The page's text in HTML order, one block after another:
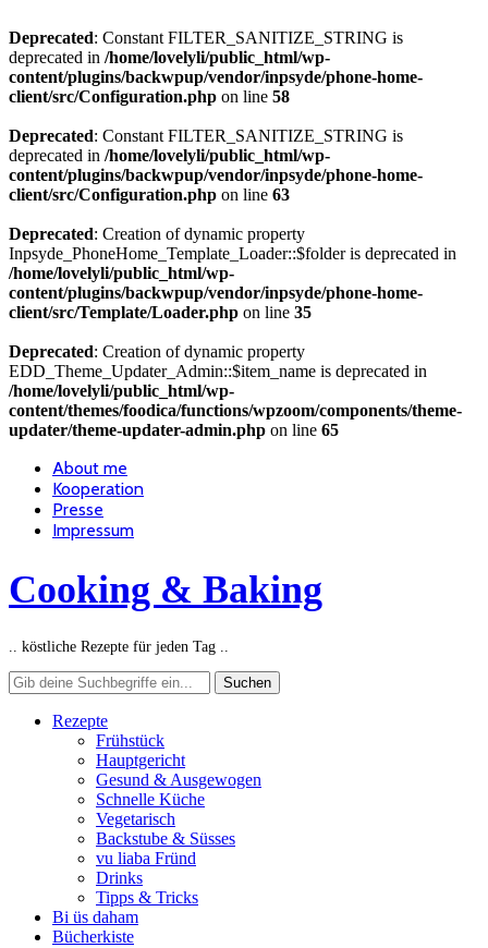
Deprecated: Constant FILTER_SANITIZE_STRING is
deprecated in /home/lovelyli/public_html/wp-
content/plugins/backwpup/vendor/inpsyde/phone-home-
client/src/Configuration.php on line 58
Deprecated: Constant FILTER_SANITIZE_STRING is
deprecated in /home/lovelyli/public_html/wp-
content/plugins/backwpup/vendor/inpsyde/phone-home-
client/src/Configuration.php on line 63
Deprecated: Creation of dynamic property
Inpsyde_PhoneHome_Template_Loader::$folder is deprecated in
/home/lovelyli/public_html/wp-
content/plugins/backwpup/vendor/inpsyde/phone-home-
client/src/Template/Loader.php on line 35
Deprecated: Creation of dynamic property
EDD_Theme_Updater_Admin::$item_name is deprecated in
/home/lovelyli/public_html/wp-
content/themes/foodica/functions/wpzoom/components/theme-
updater/theme-updater-admin.php on line 65
About me
Kooperation
Presse
Impressum
Cooking & Baking
.. köstliche Rezepte für jeden Tag ..
Rezepte
Frühstück
Hauptgericht
Gesund & Ausgewogen
Schnelle Küche
Vegetarisch
Backstube & Süsses
vu liaba Fründ
Drinks
Tipps & Tricks
Bi üs daham
Bücherkiste